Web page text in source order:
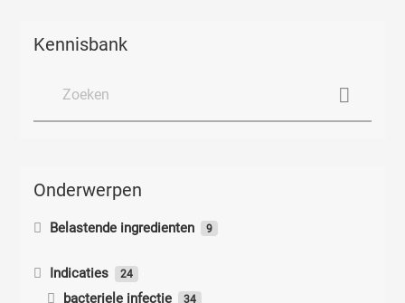
Kennisbank
Onderwerpen
Belastende ingredienten 9
Paraffineverslaving
Indicaties 24
bacteriele infectie 34